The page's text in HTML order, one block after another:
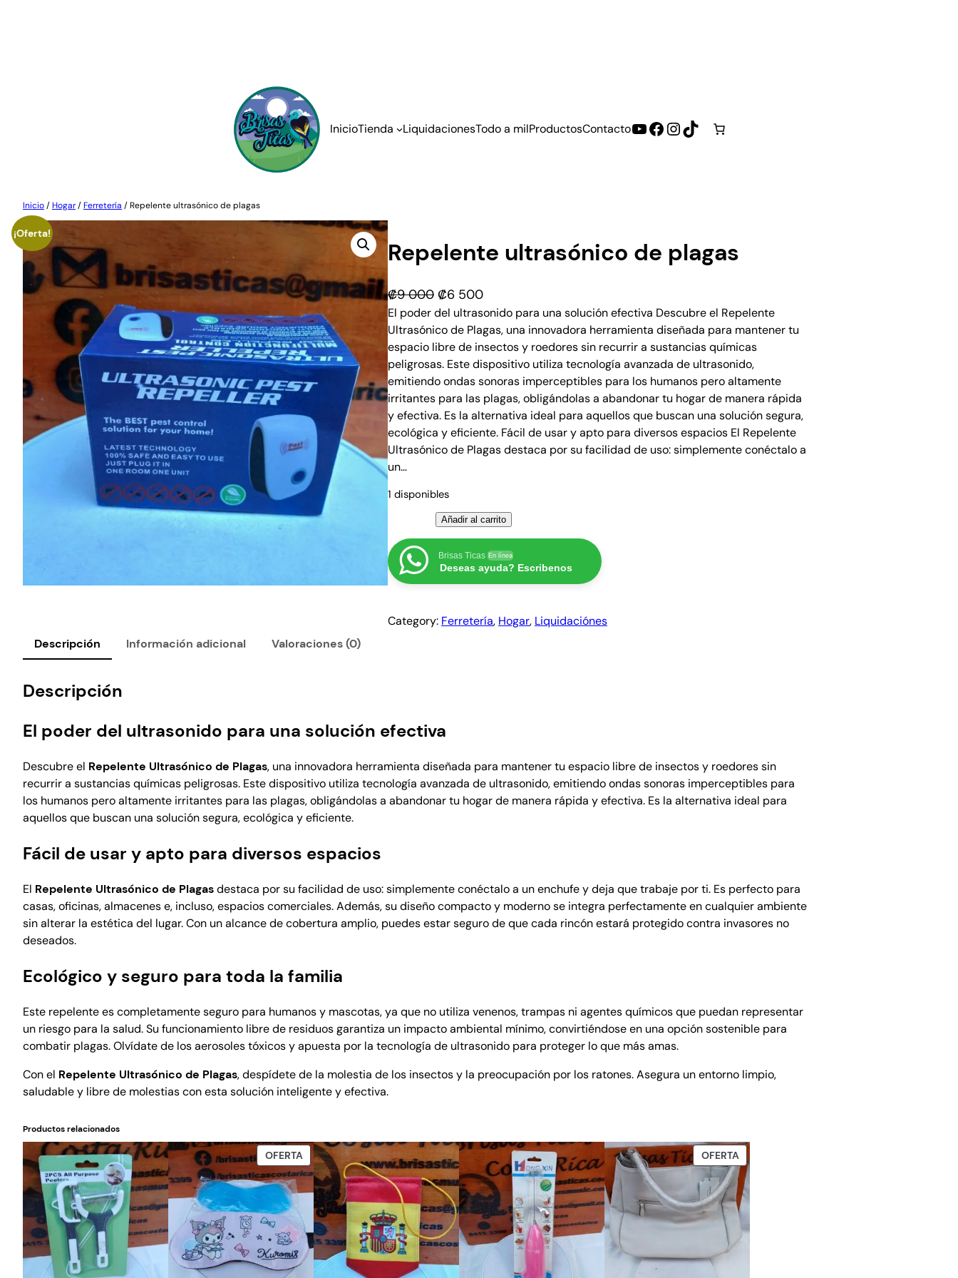
InicioTienda LiquidacionesTodo a milProductosContactoYouTube
Facebook
Instagram
TikTok
Inicio/Hogar/Ferretería / Repelente ultrasónico de plagas
¡Oferta!
Repelente ultrasónico de plagas
₡9 000 E
l
p
r
e
c
i
o
o
i
i
n
a
l
r
0
.
₡6 500E
l
p
r
e
c
i
o
a
a
l
e
s
₡
El poder del ultrasonido para una solución efectiva Descubre el Repelente
Ultrasónico de Plagas, una innovadora herramienta diseñada para mantener tu
espacio libre de insectos y roedores sin recurrir a sustancias químicas
peligrosas. Este dispositivo utiliza tecnología avanzada de ultrasonido,
emitiendo ondas sonoras imperceptibles para los humanos pero altamente
irritantes para las plagas, obligándolas a abandonar tu hogar de manera rápida
y efectiva. Es la alternativa ideal para aquellos que buscan una solución segura,
ecológica y eficiente. Fácil de usar y apto para diversos espacios El Repelente
Ultrasónico de Plagas destaca por su facilidad de uso: simplemente conéctalo a
un…
1 disponibles
p
e
l
n
r
ó
p
l
a
a
n
t
Añadir al carrito
Brisas Ticas En línea
Deseas ayuda? Escribenos
Category: Ferretería, Hogar, Liquidaciónes
Descripción
Información adicional Valoraciones (0)
Descripción
El poder del ultrasonido para una solución efectiva
Descubre el Repelente Ultrasónico de Plagas, una innovadora herramienta diseñada para mantener tu espacio libre de insectos y roedores sin
recurrir a sustancias químicas peligrosas. Este dispositivo utiliza tecnología avanzada de ultrasonido, emitiendo ondas sonoras imperceptibles para
los humanos pero altamente irritantes para las plagas, obligándolas a abandonar tu hogar de manera rápida y efectiva. Es la alternativa ideal para
aquellos que buscan una solución segura, ecológica y eficiente.
Fácil de usar y apto para diversos espacios
El Repelente Ultrasónico de Plagasdestaca por su facilidad de uso: simplemente conéctalo a un enchufe y deja que trabaje por ti. Es perfecto para
casas, oficinas, almacenes e, incluso, espacios comerciales. Además, su diseño compacto y moderno se integra perfectamente en cualquier ambiente
sin alterar la estética del lugar. Con un alcance de cobertura amplio, puedes estar seguro de que cada rincón estará protegido contra invasores no
deseados.
Ecológico y seguro para toda la familia
Este repelente es completamente seguro para humanos y mascotas, ya que no utiliza venenos, trampas ni agentes químicos que puedan representar
un riesgo para la salud. Su funcionamiento libre de residuos garantiza un impacto ambiental mínimo, convirtiéndose en una opción sostenible para
combatir plagas. Olvídate de los aerosoles tóxicos y apuesta por la tecnología de ultrasonido para proteger lo que más amas.
Con el Repelente Ultrasónico de Plagas, despídete de la molestia de los insectos y la preocupación por los ratones. Asegura un entorno limpio,
saludable y libre de molestias con esta solución inteligente y efectiva.
Productos relacionados
OFERTAPRODUCTO
EN
OFERTA
OFERTAPRODUCTO
EN
OFERTA